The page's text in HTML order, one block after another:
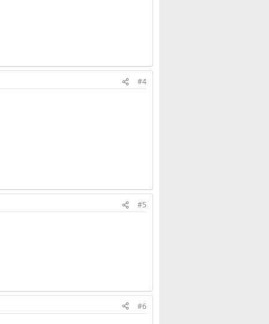
#4
#5
#6